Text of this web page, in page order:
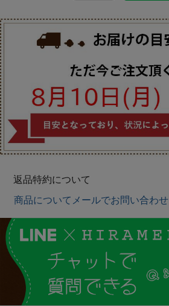
返品特約について
商品についてメールでお問い合わせ